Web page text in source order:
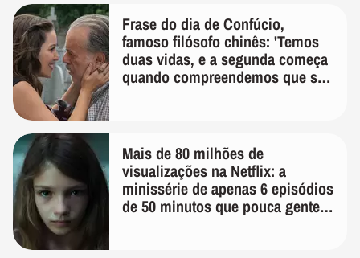
Frase do dia de Confúcio,
famoso filósofo chinês: 'Temos
duas vidas, e a segunda começa
quando compreendemos que só
Mais de 80 milhões de
visualizações na Netflix: a
minissérie de apenas 6 episódios
de 50 minutos que pouca gente